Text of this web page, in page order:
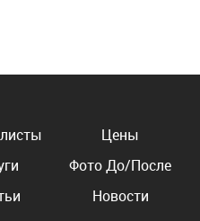
Цены
Фото До/После
Новости